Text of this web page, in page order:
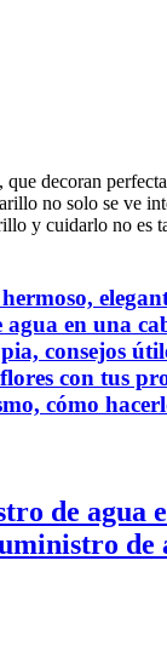
decoran
no solo se ve
y cuidarlo no
en una
consejos
con tus
cómo
de agua